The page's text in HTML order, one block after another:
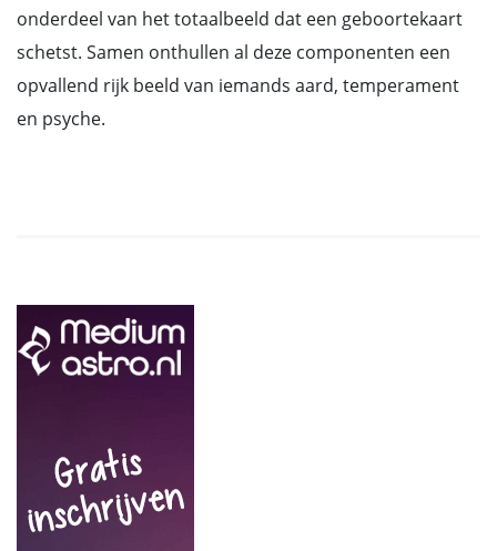
onderdeel van het totaalbeeld dat een geboortekaart
schetst. Samen onthullen al deze componenten een
opvallend rijk beeld van iemands aard, temperament
en psyche.